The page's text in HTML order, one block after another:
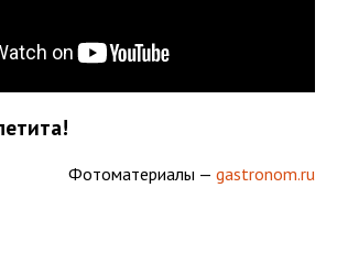
Фотоматериалы — gastronom.ru